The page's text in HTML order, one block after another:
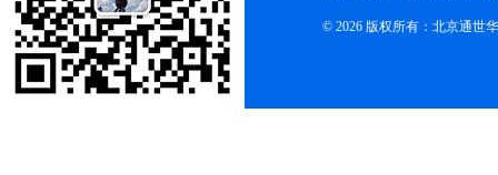
© 2026 版权所有：北京通世